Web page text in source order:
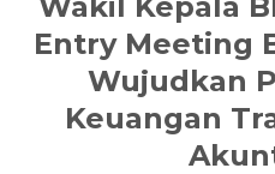
Entry Meeting
Wujudkan
Keuangan